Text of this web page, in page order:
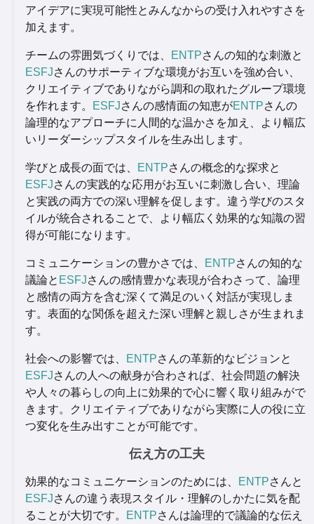
アイデアに実現可能性とみんなからの受け入れやすさを
加えます。
チームの雰囲気づくりでは、 ENTPさんの知的な刺激と
ESFJさんのサポーティブな環境がお互いを強め合い、
クリエイティブでありながら調和の取れたグループ環境
を作れます。
ESFJさんの感情面の知恵がENTPさんの
論理的なアプローチに人間的な温かさを加え、より幅広
いリーダーシップスタイルを生み出します。
学びと成長の面では、 ENTPさんの概念的な探求と
ESFJさんの実践的な応用がお互いに刺激し合い、理論
と実践の両方での深い理解を促します。違う学びのスタ
イルが統合されることで、より幅広く効果的な知識の習
得が可能になります。
コミュニケーションの豊かさでは、 ENTPさんの知的な
議論と ESFJさんの感情豊かな表現が合わさって、論理
と感情の両方を含む深くて満足のいく対話が実現しま
す。表面的な関係を超えた深い理解と親しさが生まれま
す。
社会への影響では、 ENTPさんの革新的なビジョンと
ESFJさんの人への献身が合わされば、社会問題の解決
や人々の暮らしの向上に効果的で心に響く取り組みがで
きます。クリエイティブでありながら実際に人の役に立
つ変化を生み出すことが可能です。
伝え方の工夫
効果的なコミュニケーションのためには、 ENTPさんと
ESFJさんの違う表現スタイル・理解のしかたに気を配
ることが大切です。
ENTPさんは論理的で議論的な伝え